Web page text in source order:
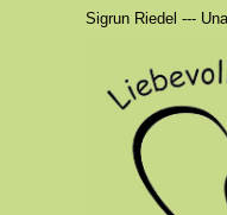
Sigrun Riedel ---